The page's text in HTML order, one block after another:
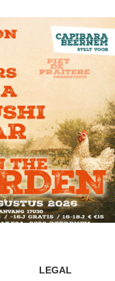
LEGAL